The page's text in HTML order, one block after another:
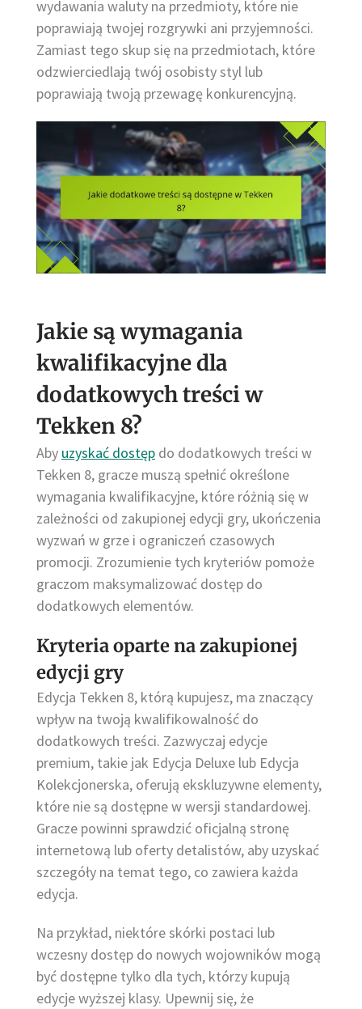
wydawania waluty na przedmioty, które nie
poprawiają twojej rozgrywki ani przyjemności.
Zamiast tego skup się na przedmiotach, które
odzwierciedlają twój osobisty styl lub
poprawiają twoją przewagę konkurencyjną.
Jakie są wymagania
kwalifikacyjne dla
dodatkowych treści w
Tekken 8?
Aby uzyskać dostęp do dodatkowych treści w
Tekken 8, gracze muszą spełnić określone
wymagania kwalifikacyjne, które różnią się w
zależności od zakupionej edycji gry, ukończenia
wyzwań w grze i ograniczeń czasowych
promocji. Zrozumienie tych kryteriów pomoże
graczom maksymalizować dostęp do
dodatkowych elementów.
Kryteria oparte na zakupionej
edycji gry
Edycja Tekken 8, którą kupujesz, ma znaczący
wpływ na twoją kwalifikowalność do
dodatkowych treści. Zazwyczaj edycje
premium, takie jak Edycja Deluxe lub Edycja
Kolekcjonerska, oferują ekskluzywne elementy,
które nie są dostępne w wersji standardowej.
Gracze powinni sprawdzić oficjalną stronę
internetową lub oferty detalistów, aby uzyskać
szczegóły na temat tego, co zawiera każda
edycja.
Na przykład, niektóre skórki postaci lub
wczesny dostęp do nowych wojowników mogą
być dostępne tylko dla tych, którzy kupują
edycje wyższej klasy. Upewnij się, że